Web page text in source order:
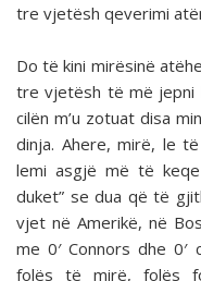
tre vjetësh qeverimi
Do të kini mirësinë
tre vjetësh të më jepni
cilën m’u zotuat disa
dinja. Ahere, mirë, le
lemi asgjë më të
duket” se dua që të
vjet në Amerikë, në
me 0′ Connors dhe
folës të mirë, folës